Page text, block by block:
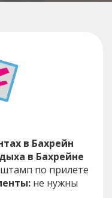
в Бахрейн
в Бахрейне
по прилете
не нужны